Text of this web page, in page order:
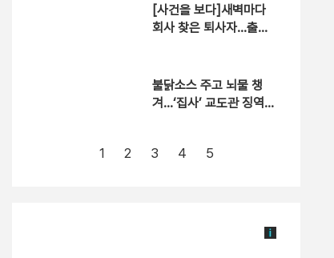
[사건을 보다]새벽마다
회사 찾은 퇴사자…출근
불닭소스 주고 뇌물 챙
겨…‘집사’ 교도관 징역 7
1 2 3 4 5